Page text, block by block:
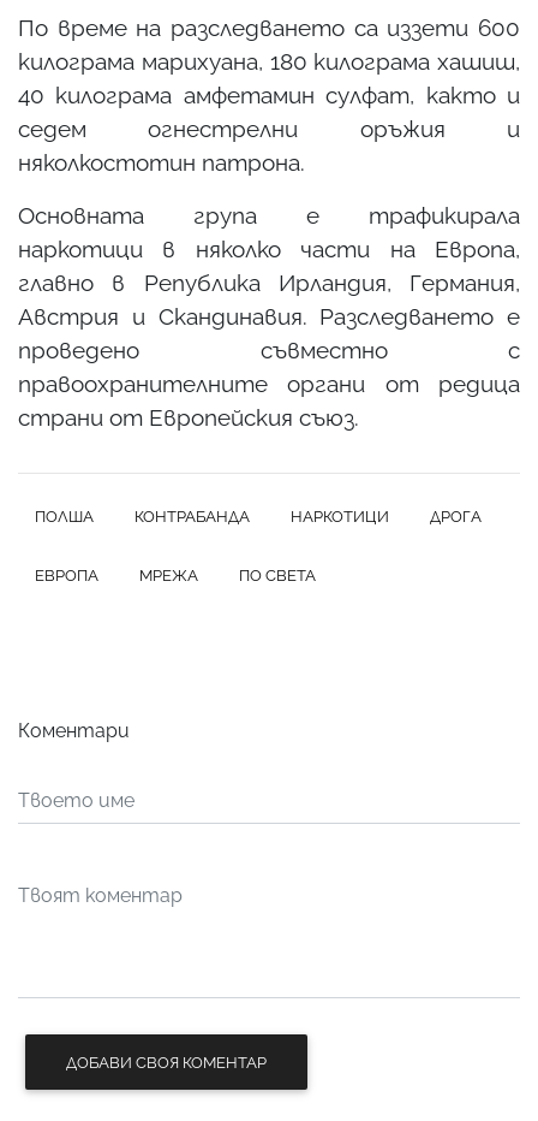
По време на разследването са иззети 600
килограма марихуана, 180 килограма хашиш,
40 килограма амфетамин сулфат, както и
седем огнестрелни оръжия и
няколкостотин патрона.
Основната група е трафикирала
наркотици в няколко части на Европа,
главно в Република Ирландия, Германия,
Австрия и Скандинавия. Разследването е
проведено съвместно с
правоохранителните органи от редица
страни от Европейския съюз.
ПОЛША КОНТРАБАНДА НАРКОТИЦИ ДРОГА
ЕВРОПА МРЕЖА ПО СВЕТА
Коментари
ДОБАВИ СВОЯ КОМЕНТАР